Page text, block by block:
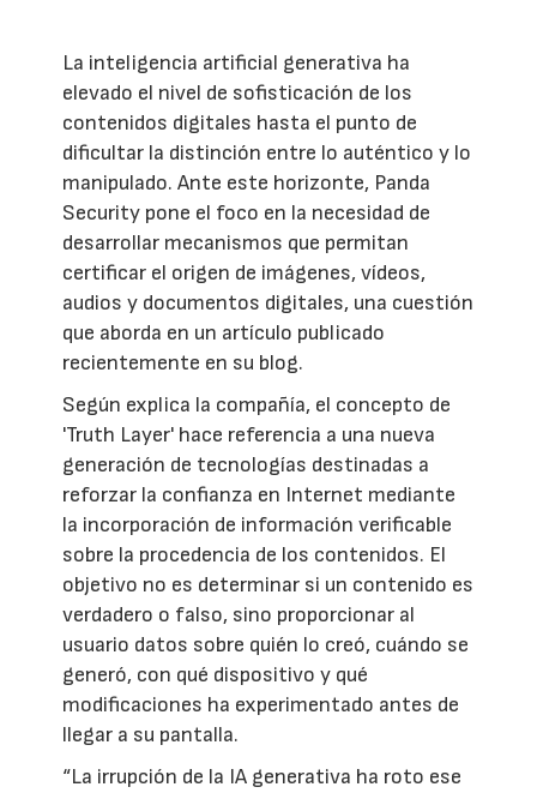
La inteligencia artificial generativa ha
elevado el nivel de sofisticación de los
contenidos digitales hasta el punto de
dificultar la distinción entre lo auténtico y lo
manipulado. Ante este horizonte, Panda
Security pone el foco en la necesidad de
desarrollar mecanismos que permitan
certificar el origen de imágenes, vídeos,
audios y documentos digitales, una cuestión
que aborda en un artículo publicado
recientemente en su blog.
Según explica la compañía, el concepto de
'Truth Layer' hace referencia a una nueva
generación de tecnologías destinadas a
reforzar la confianza en Internet mediante
la incorporación de información verificable
sobre la procedencia de los contenidos. El
objetivo no es determinar si un contenido es
verdadero o falso, sino proporcionar al
usuario datos sobre quién lo creó, cuándo se
generó, con qué dispositivo y qué
modificaciones ha experimentado antes de
llegar a su pantalla.
“La irrupción de la IA generativa ha roto ese